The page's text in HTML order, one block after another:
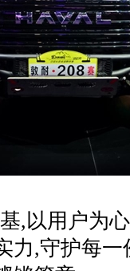
,以用户为
力,守护每